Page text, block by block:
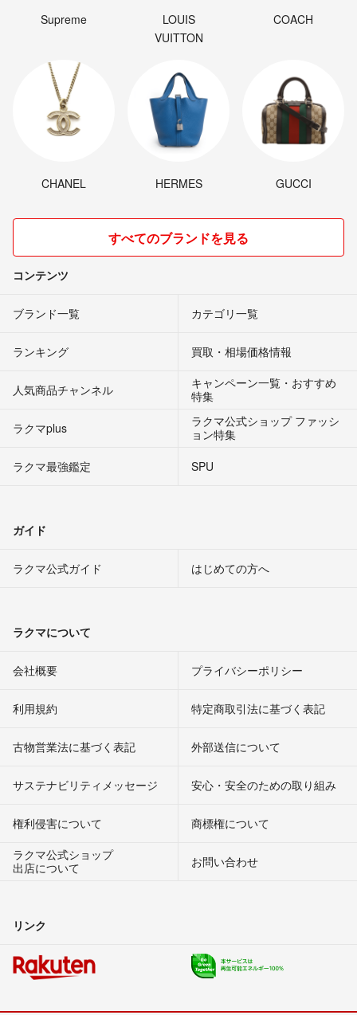
Supreme
LOUIS
VUITTON
COACH
CHANEL HERMES GUCCI
すべてのブランドを見る
コンテンツ
ブランド一覧 カテゴリ一覧
ランキング 買取・相場価格情報
人気商品チャンネル
キャンペーン一覧・おすすめ
特集
ラクマplus
ラクマ公式ショップ ファッシ
ョン特集
ラクマ最強鑑定
SPU
ガイド
ラクマ公式ガイド はじめての方へ
ラクマについて
会社概要 プライバシーポリシー
利用規約 特定商取引法に基づく表記
古物営業法に基づく表記 外部送信について
サステナビリティメッセージ 安心・安全のための取り組み
権利侵害について
商標権について
ラクマ公式ショップ
出店について
お問い合わせ
リンク